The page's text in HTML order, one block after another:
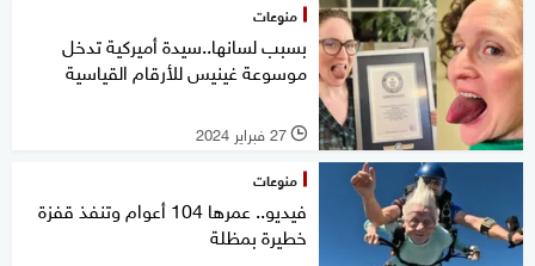
منوعات
بسبب لسانها..سيدة أميركية تدخل
موسوعة غينيس للأرقام القياسية
l 27 فبراير 2024
منوعات
فيديو.. عمرها 104 أعوام وتنفذ قفزة
خطيرة بمظلة